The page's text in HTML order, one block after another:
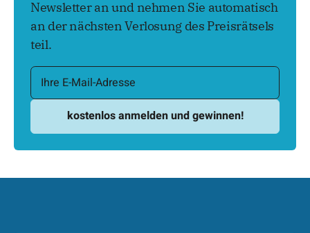
Newsletter an und nehmen Sie automatisch
an der nächsten Verlosung des Preisrätsels
teil.